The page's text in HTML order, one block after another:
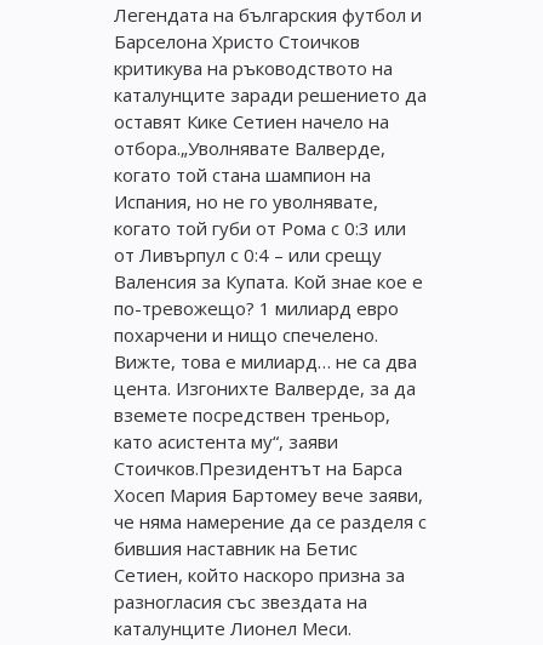
Легендата на българския футбол и
Барселона Христо Стоичков
критикува на ръководството на
каталунците заради решението да
оставят Кике Сетиен начело на
отбора.„Уволнявате Валверде,
когато той стана шампион на
Испания, но не го уволнявате,
когато той губи от Рома с 0:3 или
от Ливърпул с 0:4 – или срещу
Валенсия за Купата. Кой знае кое е
по-тревожещо? 1 милиард евро
похарчени и нищо спечелено.
Вижте, това е милиард… не са два
цента. Изгонихте Валверде, за да
вземете посредствен треньор,
като асистента му“, заяви
Стоичков.Президентът на Барса
Хосеп Мария Бартомеу вече заяви,
че няма намерение да се разделя с
бившия наставник на Бетис
Сетиен, който наскоро призна за
разногласия със звездата на
каталунците Лионел Меси.